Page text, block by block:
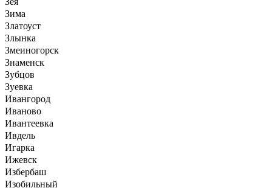
Зима
Златоуст
Злынка
Змеиногорск
Знаменск
Зубцов
Зуевка
Ивангород
Иваново
Ивантеевка
Ивдель
Игарка
Ижевск
Избербаш
Изобильный